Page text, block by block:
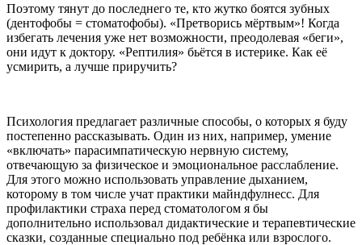
Поэтому тянут до последнего те, кто жутко боятся зубных
(дентофобы = стоматофобы). «Претворись мёртвым»! Когда
избегать лечения уже нет возможности, преодолевая «беги»,
они идут к доктору. «Рептилия» бьётся в истерике. Как её
усмирить, а лучше приручить?
Психология предлагает различные способы, о которых я буду
постепенно рассказывать. Один из них, например, умение
«включать» парасимпатическую нервную систему,
отвечающую за физическое и эмоциональное расслабление.
Для этого можно использовать управление дыханием,
которому в том числе учат практики майндфулнесс. Для
профилактики страха перед стоматологом я бы
дополнительно использовал дидактические и терапевтические
сказки, созданные специально под ребёнка или взрослого.